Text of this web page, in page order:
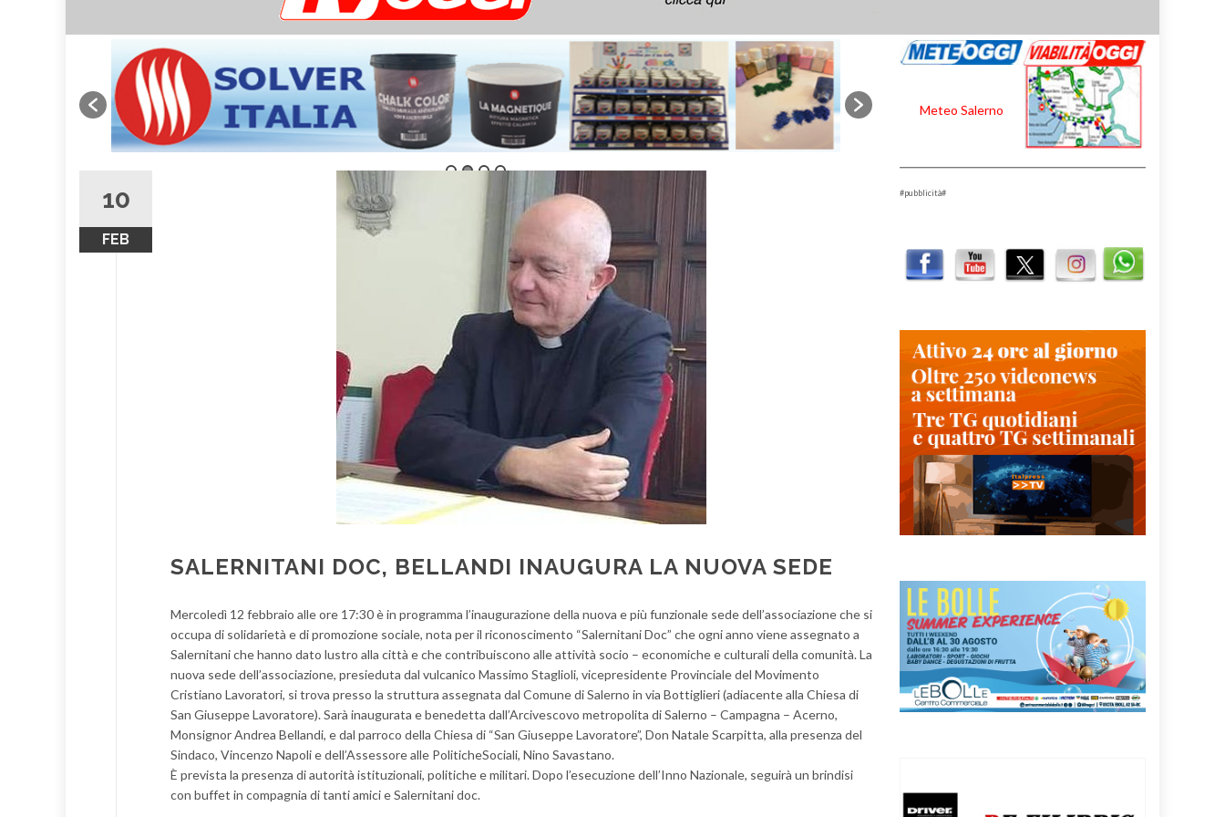
10
FEB
SALERNITANI DOC, BELLANDI INAUGURA LA NUOVA SEDE
Mercoledì 12 febbraio alle ore 17:30 è in programma l’inaugurazione della nuova e più funzionale sede dell’associazione che si
occupa di solidarietà e di promozione sociale, nota per il riconoscimento “Salernitani Doc” che ogni anno viene assegnato a
Salernitani che hanno dato lustro alla città e che contribuiscono alle attività socio – economiche e culturali della comunità. La
nuova sede dell’associazione, presieduta dal vulcanico Massimo Staglioli, vicepresidente Provinciale del Movimento
Cristiano Lavoratori, si trova presso la struttura assegnata dal Comune di Salerno in via Bottiglieri (adiacente alla Chiesa di
San Giuseppe Lavoratore). Sarà inaugurata e benedetta dall’Arcivescovo metropolita di Salerno – Campagna – Acerno,
Monsignor Andrea Bellandi, e dal parroco della Chiesa di “San Giuseppe Lavoratore”, Don Natale Scarpitta, alla presenza del
Sindaco, Vincenzo Napoli e dell’Assessore alle PoliticheSociali, Nino Savastano.
È prevista la presenza di autorità istituzionali, politiche e militari. Dopo l’esecuzione dell’Inno Nazionale, seguirà un brindisi
con buffet in compagnia di tanti amici e Salernitani doc.
Meteo Salerno
#pubblicità#